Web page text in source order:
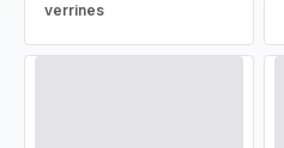
verrines